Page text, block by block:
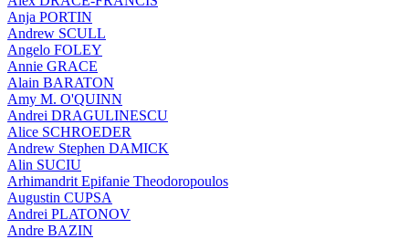
Anja PORTIN
Andrew SCULL
Angelo FOLEY
Annie GRACE
Alain BARATON
Amy M. O'QUINN
Andrei DRAGULINESCU
Alice SCHROEDER
Andrew Stephen DAMICK
Alin SUCIU
Arhimandrit Epifanie Theodoropoulos
Augustin CUPSA
Andrei PLATONOV
Andre BAZIN